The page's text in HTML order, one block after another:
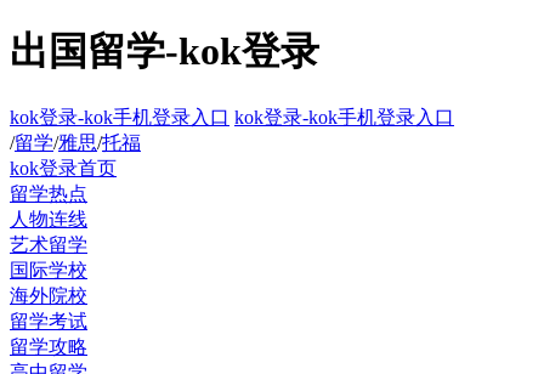
出国留学-kok登录
kok登录-kok手机登录入口 kok登录-kok手机登录入口
/留学/雅思/托福
kok登录首页
留学热点
人物连线
艺术留学
国际学校
海外院校
留学考试
留学攻略